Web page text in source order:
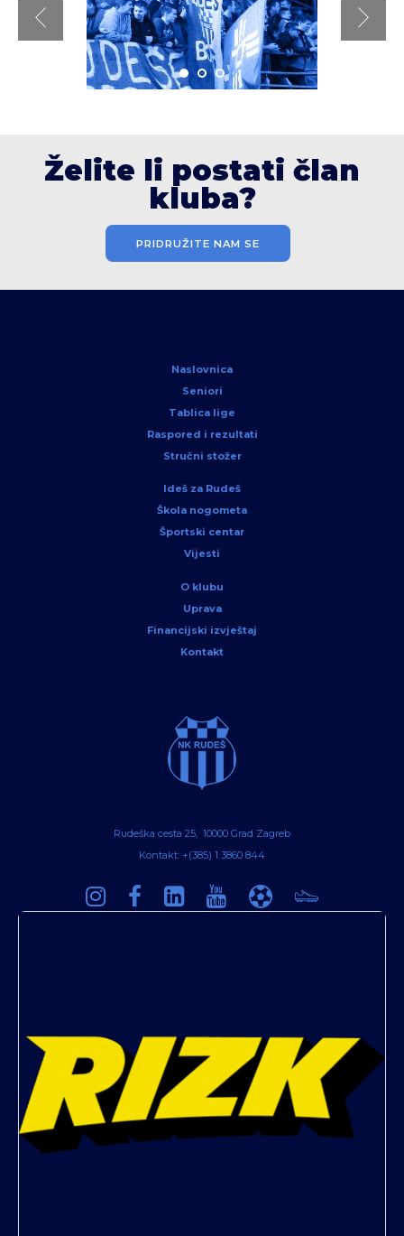
Želite li postati član
kluba?
PRIDRUŽITE NAM SE
Naslovnica
Seniori
Tablica lige
Raspored i rezultati
Stručni stožer
Ideš za Rudeš
Škola nogometa
Športski centar
Vijesti
O klubu
Uprava
Financijski izvještaj
Kontakt
Rudeška cesta 25, 10000 Grad Zagreb
Kontakt: +(385) 1 3860 844